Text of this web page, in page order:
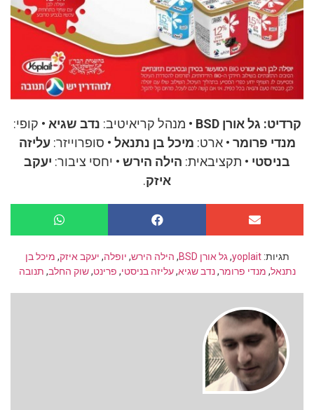
קרדיט: גל אורן BSD • מנהל קריאיטיב: נדב שגיא • קופי:
מנדי פרומר •ארט: מיכל בן נתנאל • סופרוייזר:עליזה
בניסטי • תקציבאית: הילה הירש • יחסי ציבור: יעקב
איזק.
תגיות: yoplait
,גל אורן BSD , הילה הירש, יופלה, יעקב איזק, מיכל בן
נתנאל, מנדי פרומר,נדב שגיא,עליזה בניסטי, פרינט,שוק החלב, תנובה